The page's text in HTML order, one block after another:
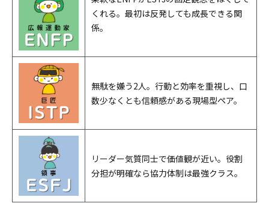
くれる。最初は反発しても成長できる関
係。
無駄を嫌う2人。行動と効率を重視し、口
数少なくとも信頼感がある現場型ペア。
リーダー気質同士で価値観が近い。役割
分担が明確なら協力体制は最強クラス。